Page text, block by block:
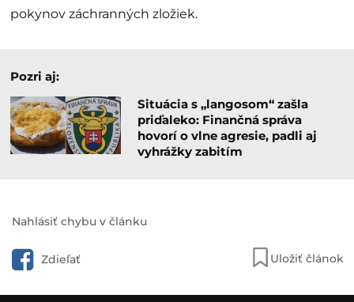
pokynov záchranných zložiek.
Pozri aj:
Situácia s „langosom“ zašla
priďaleko: Finančná správa
hovorí o vlne agresie, padli aj
vyhrážky zabitím
Nahlásiť chybu v článku
Zdieľať Uložiť článok